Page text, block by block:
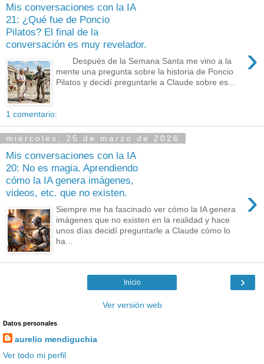
Mis conversaciones con la IA
21: ¿Qué fue de Poncio
Pilatos? El final de la
conversación es muy revelador.
›
Después de la Semana Santa me vino a la
mente una pregunta sobre la historia de Poncio
Pilatos y decidí preguntarle a Claude sobre es...
1 comentario:
miércoles, 25 de marzo de 2026
Mis conversaciones con la IA
20: No es magia. Aprendiendo
cómo la IA genera imágenes,
videos, etc. que no existen.
›
Siempre me ha fascinado ver cómo la IA genera
imágenes que no existen en la realidad y hace
unos días decidí preguntarle a Claude cómo lo
ha...
›
Inicio
Ver versión web
Datos personales
aurelio mendiguchia
Ver todo mi perfil